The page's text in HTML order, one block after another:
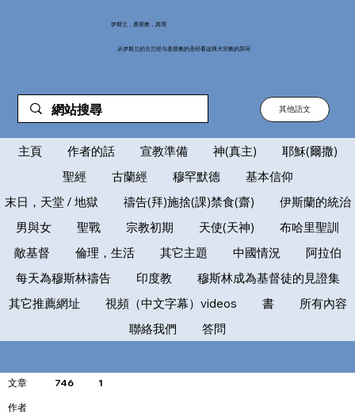
伊斯兰，基督教，真理
从伊斯兰的古兰经与基督教的圣经看这两大宗教的异同
其他語文
主頁 作者的話 宣教準備 神(真主)
耶穌(爾撒)
聖經
古蘭經 穆罕默德
基本信仰
末日，天堂 / 地獄
禱告(拜)施捨(課)禁食(齋)
伊斯蘭的統治
男與女
聖戰 宗教初期 天使(天神)
布哈里聖訓
敵基督
倫理，生活 其它主題 中國情況
阿拉伯
每天為穆斯林禱告
印度教
穆斯林成為基督徒的見證集
其它推薦網址
視頻（中文字幕）videos 書
所有內容
聯絡我們
答問
文章 746 1
​作者